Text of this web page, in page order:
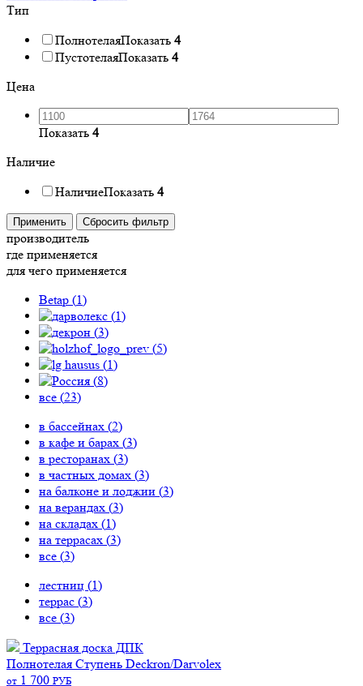
Тип
ПолнотелаяПоказать 4
ПустотелаяПоказать 4
Цена
Показать 4
Наличие
НаличиеПоказать 4
Применить Сбросить фильтр
производитель
где применяется
для чего применяется
Betap (1)
(1)
(3)
(5)
(1)
(8)
все (23)
в бассейнах (2)
в кафе и барах (3)
в ресторанах (3)
в частных домах (3)
на балконе и лоджии (3)
на верандах (3)
на складах (1)
на террасах (3)
все (3)
лестниц (1)
террас (3)
все (3)
Террасная доска ДПК
Полнотелая Ступень Deckron/Darvolex
от 1 700 РУБ